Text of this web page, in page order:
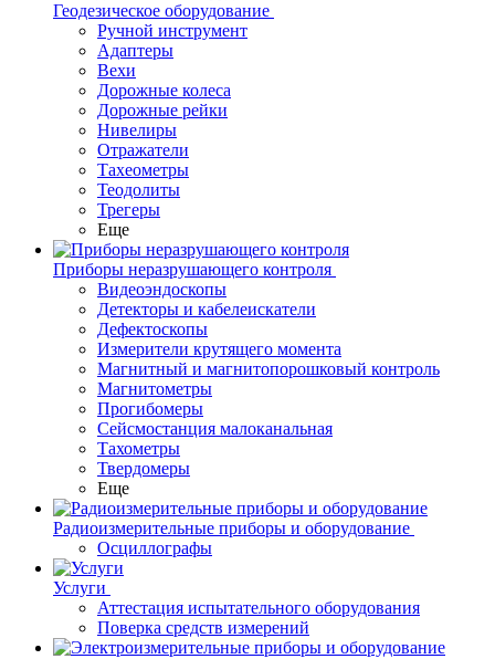
Геодезическое оборудование
Ручной инструмент
Адаптеры
Вехи
Дорожные колеса
Дорожные рейки
Нивелиры
Отражатели
Тахеометры
Теодолиты
Трегеры
Еще
Приборы неразрушающего контроля
Видеоэндоскопы
Детекторы и кабелеискатели
Дефектоскопы
Измерители крутящего момента
Магнитный и магнитопорошковый контроль
Магнитометры
Прогибомеры
Сейсмостанция малоканальная
Тахометры
Твердомеры
Еще
Радиоизмерительные приборы и оборудование
Осциллографы
Услуги
Аттестация испытательного оборудования
Поверка средств измерений